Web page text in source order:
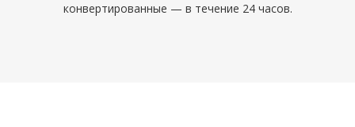
конвертированные — в течение 24 часов.